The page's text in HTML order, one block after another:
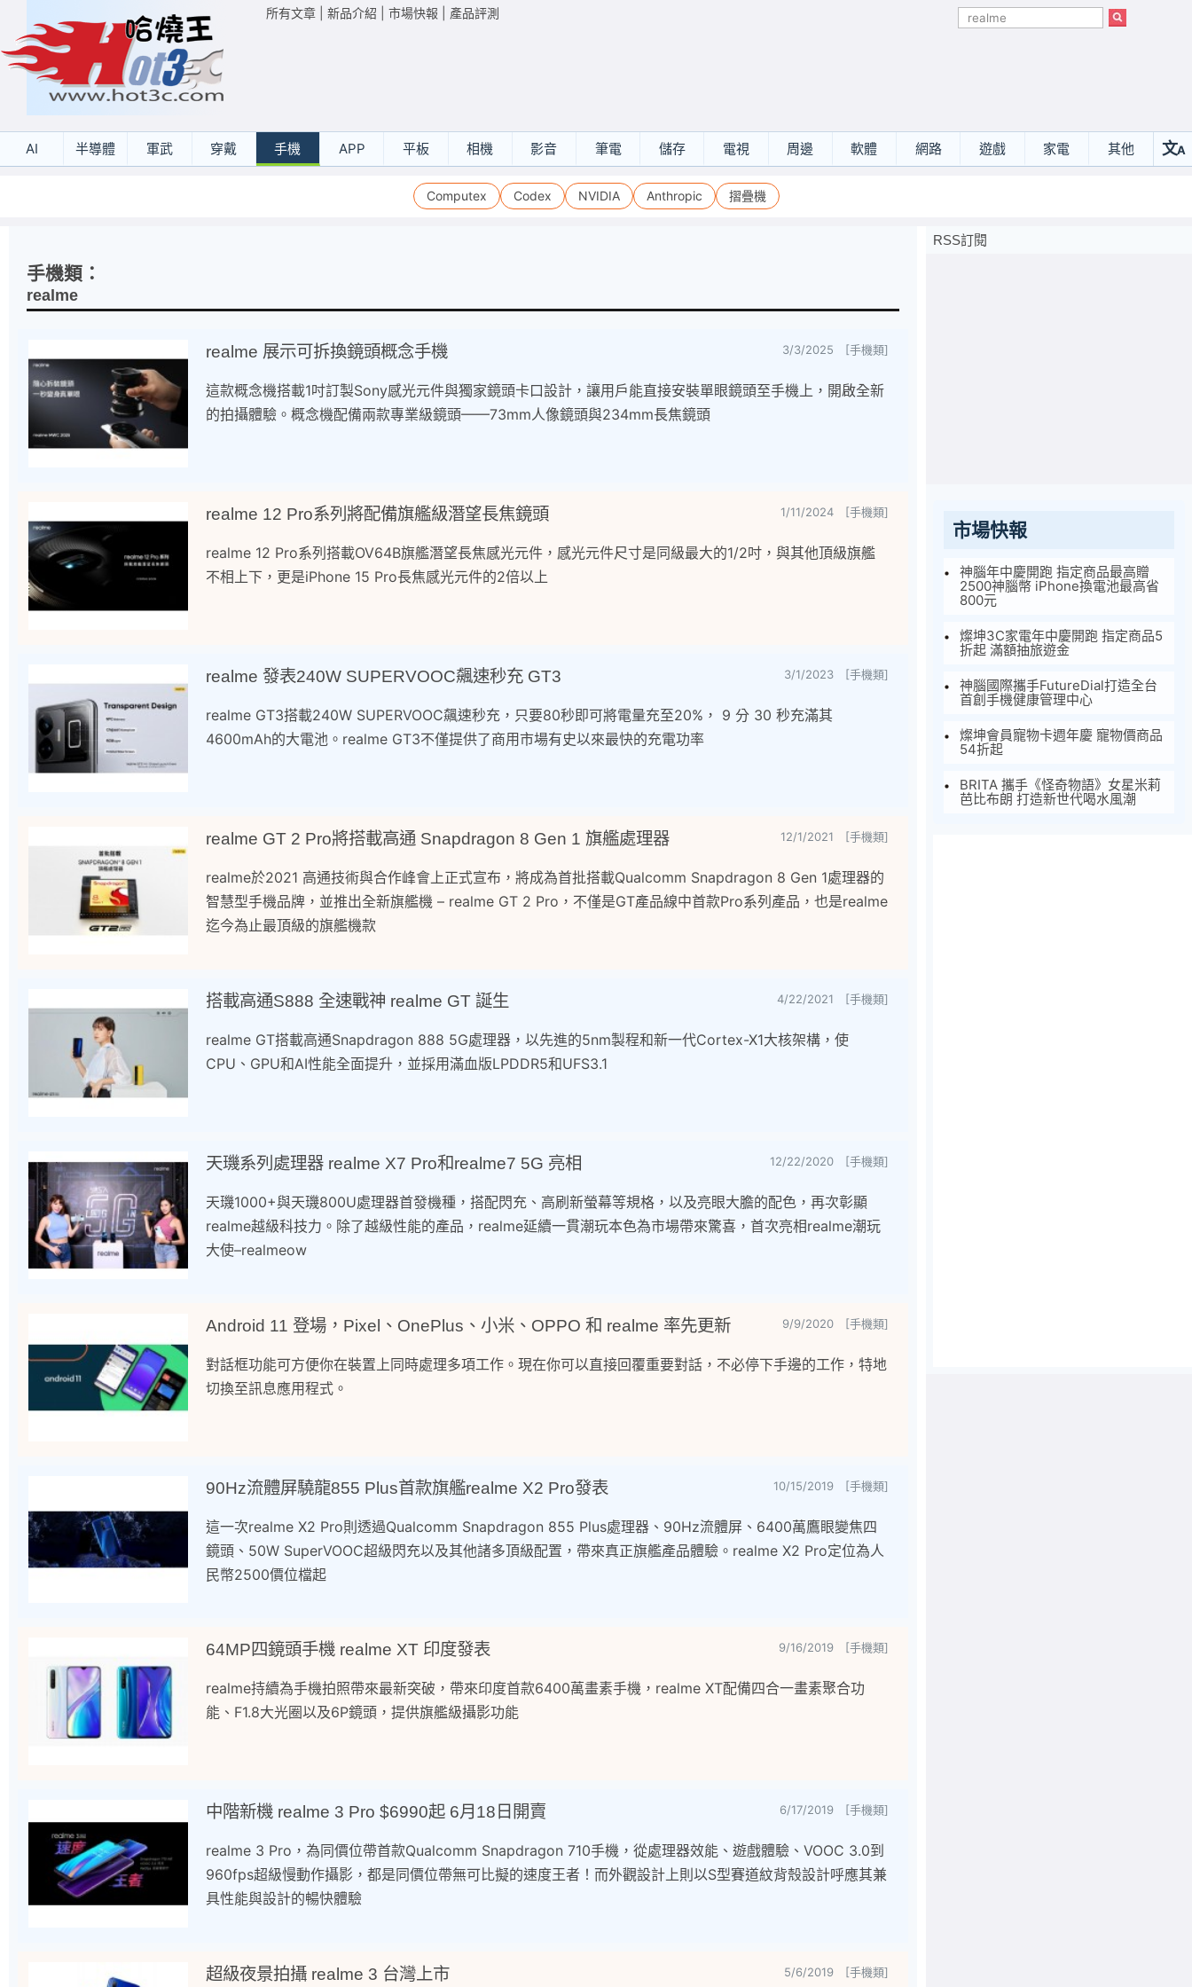
所有文章 新品介紹 市場快報 產品評測
AI 半導體 軍武 穿戴 手機 APP 平板 相機 影音 筆電 儲存 電視 周邊 軟體 網路 遊戲 家電 其他 文A
Computex Codex NVIDIA Anthropic 摺疊機
手機類：
realme
realme 展示可拆換鏡頭概念手機 3/3/2025 [手機類]
這款概念機搭載1吋訂製Sony感光元件與獨家鏡頭卡口設計，讓用戶能直接安裝單眼鏡頭至手機上，開啟全新
的拍攝體驗。概念機配備兩款專業級鏡頭——73mm人像鏡頭與234mm長焦鏡頭
realme 12 Pro系列將配備旗艦級潛望長焦鏡頭 1/11/2024 [手機類]
realme 12 Pro系列搭載OV64B旗艦潛望長焦感光元件，感光元件尺寸是同級最大的1/2吋，與其他頂級旗艦
不相上下，更是iPhone 15 Pro長焦感光元件的2倍以上
realme 發表240W SUPERVOOC飆速秒充 GT3 3/1/2023 [手機類]
realme GT3搭載240W SUPERVOOC飆速秒充，只要80秒即可將電量充至20%， 9 分 30 秒充滿其
4600mAh的大電池。realme GT3不僅提供了商用市場有史以來最快的充電功率
realme GT 2 Pro將搭載高通 Snapdragon 8 Gen 1 旗艦處理器 12/1/2021 [手機類]
realme於2021 高通技術與合作峰會上正式宣布，將成為首批搭載Qualcomm Snapdragon 8 Gen 1處理器的
智慧型手機品牌，並推出全新旗艦機 – realme GT 2 Pro，不僅是GT產品線中首款Pro系列產品，也是realme
迄今為止最頂級的旗艦機款
搭載高通S888 全速戰神 realme GT 誕生 4/22/2021 [手機類]
realme GT搭載高通Snapdragon 888 5G處理器，以先進的5nm製程和新一代Cortex-X1大核架構，使
CPU、GPU和AI性能全面提升，並採用滿血版LPDDR5和UFS3.1
天璣系列處理器 realme X7 Pro和realme7 5G 亮相 12/22/2020 [手機類]
天璣1000+與天璣800U處理器首發機種，搭配閃充、高刷新螢幕等規格，以及亮眼大膽的配色，再次彰顯
realme越級科技力。除了越級性能的產品，realme延續一貫潮玩本色為市場帶來驚喜，首次亮相realme潮玩
大使–realmeow
Android 11 登場，Pixel、OnePlus、小米、OPPO 和 realme 率先更新 9/9/2020 [手機類]
對話框功能可方便你在裝置上同時處理多項工作。現在你可以直接回覆重要對話，不必停下手邊的工作，特地
切換至訊息應用程式。
90Hz流體屏驍龍855 Plus首款旗艦realme X2 Pro發表 10/15/2019 [手機類]
這一次realme X2 Pro則透過Qualcomm Snapdragon 855 Plus處理器、90Hz流體屏、6400萬鷹眼變焦四
鏡頭、50W SuperVOOC超級閃充以及其他諸多頂級配置，帶來真正旗艦產品體驗。realme X2 Pro定位為人
民幣2500價位檔起
64MP四鏡頭手機 realme XT 印度發表 9/16/2019 [手機類]
realme持續為手機拍照帶來最新突破，帶來印度首款6400萬畫素手機，realme XT配備四合一畫素聚合功
能、F1.8大光圈以及6P鏡頭，提供旗艦級攝影功能
中階新機 realme 3 Pro $6990起 6月18日開賣 6/17/2019 [手機類]
realme 3 Pro，為同價位帶首款Qualcomm Snapdragon 710手機，從處理器效能、遊戲體驗、VOOC 3.0到
960fps超級慢動作攝影，都是同價位帶無可比擬的速度王者！而外觀設計上則以S型賽道紋背殼設計呼應其兼
具性能與設計的暢快體驗
超級夜景拍攝 realme 3 台灣上市 5/6/2019 [手機類]
RSS訂閱
市場快報
神腦年中慶開跑 指定商品最高贈
2500神腦幣 iPhone換電池最高省
800元
燦坤3C家電年中慶開跑 指定商品5
折起 滿額抽旅遊金
神腦國際攜手FutureDial打造全台
首創手機健康管理中心
燦坤會員寵物卡週年慶 寵物價商品
54折起
BRITA 攜手《怪奇物語》女星米莉
芭比布朗 打造新世代喝水風潮